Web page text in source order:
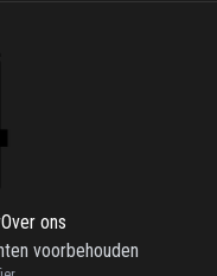
Over ons
voorbehouden